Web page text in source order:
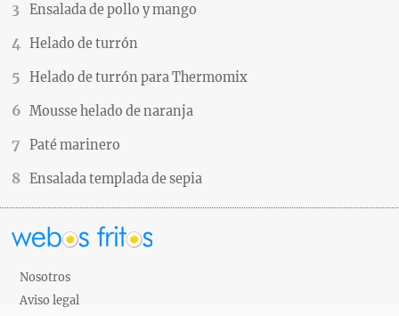
Ensalada de pollo y mango
Helado de turrón
Helado de turrón para Thermomix
Mousse helado de naranja
Paté marinero
Ensalada templada de sepia
Nosotros
Aviso legal